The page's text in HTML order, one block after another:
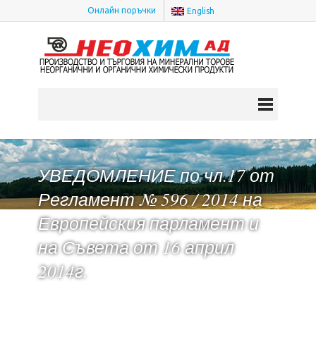
Онлайн поръчки English
УВЕДОМЛЕНИЕ по чл.17 от
Регламент № 596 / 2014 на
Европейския парламент и
на Съвета от 16 април
2014г.